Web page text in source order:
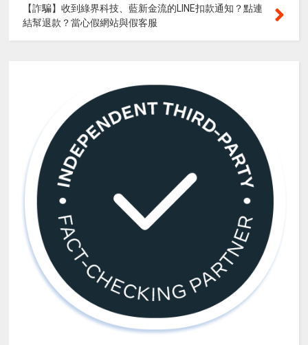
【詐騙】收到綠界科技、藍新金流的LINE扣款通知？點連
結幫退款？當心假網站與假客服